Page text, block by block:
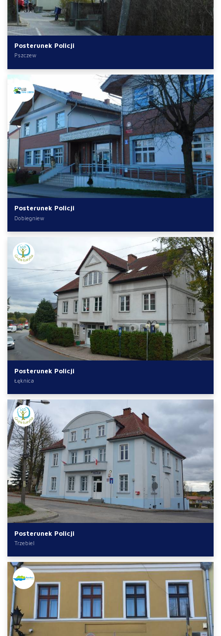
Posterunek Policji
Pszczew
Posterunek Policji
Dobiegniew
Posterunek Policji
Łęknica
Posterunek Policji
Trzebiel